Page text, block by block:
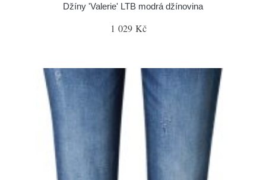
Džíny 'Valerie' LTB modrá džínovina
1 029 Kč